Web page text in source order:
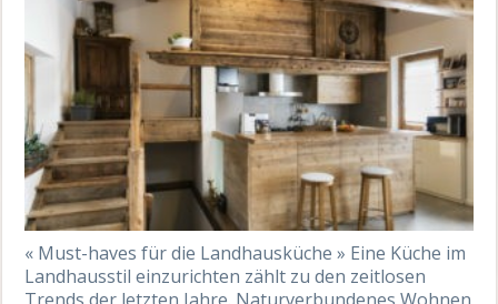
« Must-haves für die Landhausküche » Eine Küche im
Landhausstil einzurichten zählt zu den zeitlosen